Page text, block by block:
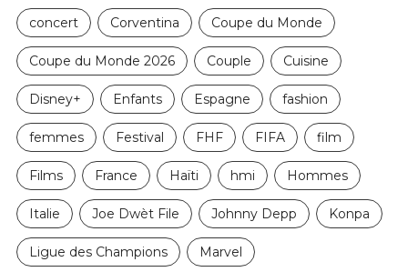
concert Corventina Coupe du Monde
Coupe du Monde 2026 Couple Cuisine
Disney+ Enfants Espagne fashion
femmes Festival FHF FIFA film
Films France Haïti hmi Hommes
Italie Joe Dwèt File Johnny Depp Konpa
Ligue des Champions Marvel